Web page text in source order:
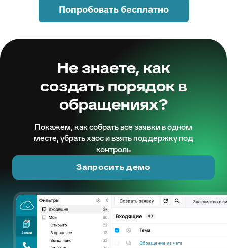
Попробовать бесплатно
Не знаете, как
создать порядок в
обращениях?
Покажем, как собрать все заявки в одном
месте, убрать хаос и взять поддержку под
контроль
Запросить демо